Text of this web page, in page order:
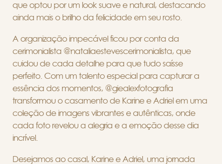
que optou por um look suave e natural, destacando
ainda mais o brilho da felicidade em seu rosto.
A organização impecável ficou por conta da
cerimonialista @nataliaestevescerimonialista, que
cuidou de cada detalhe para que tudo saísse
perfeito. Com um talento especial para capturar a
essência dos momentos, @giealexfotografia
transformou o casamento de Karine e Adriel em uma
coleção de imagens vibrantes e autênticas, onde
cada foto revelou a alegria e a emoção desse dia
incrível.
Desejamos ao casal, Karine e Adriel, uma jornada